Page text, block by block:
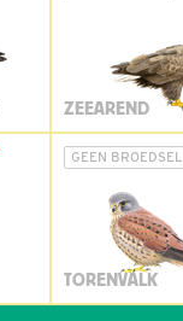
ZEEAREND
GEEN BROEDSEL
TORENVALK